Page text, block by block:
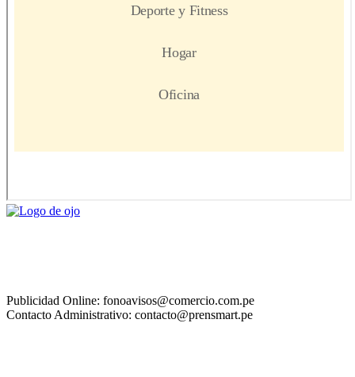
Publicidad Online: fonoavisos@comercio.com.pe
Contacto Administrativo: contacto@prensmart.pe